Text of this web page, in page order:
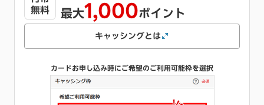
最大1,000ポイント
キャッシングとは
カードお申し込み時にご希望のご利用可能枠を選択